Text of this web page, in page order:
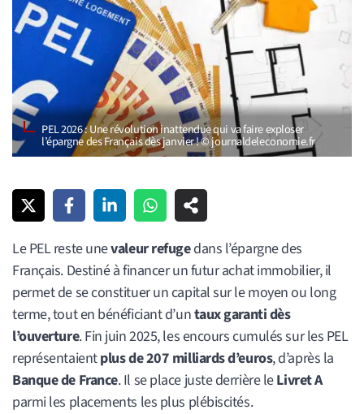
PEL 2026 : Une révolution inattendue qui va faire exploser
l’épargne des Français dès janvier ! © journaldeleconomie.fr
Le PEL reste unevaleur refugedans l’épargne des
Français. Destiné à financer un futur achat immobilier, il
permet de se constituer un capital sur le moyen ou long
terme, tout en bénéficiant d’untaux garanti dès
l’ouverture. Fin juin 2025, les encours cumulés sur les PEL
représentaientplus de 207 milliards d’euros, d’après la
Banque de France. Il se place juste derrière leLivret A
parmi les placements les plus plébiscités.